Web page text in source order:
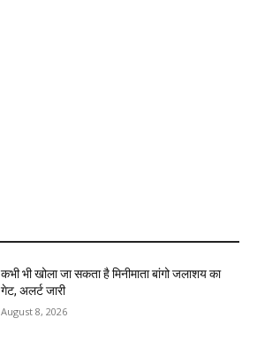
कभी भी खोला जा सकता है मिनीमाता बांगो जलाशय का
गेट, अलर्ट जारी
August 8, 2026